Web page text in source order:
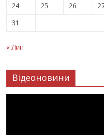
24
25 26
31
« Лип
Відеоновини